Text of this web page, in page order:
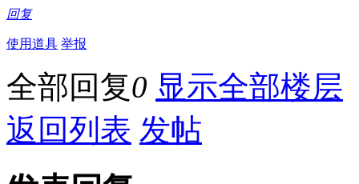
回复
使用道具 举报
全部回复0 显示全部楼层
返回列表 发帖